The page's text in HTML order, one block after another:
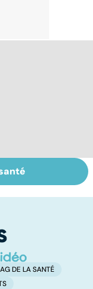
gamètes :
et le
DE LA SANTÉ